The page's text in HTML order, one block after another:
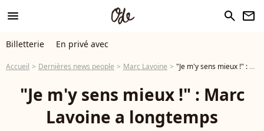
menu search newsletter
Billetterie En privé avec
Accueil Dernières news people Marc Lavoine "Je m'y sens mieux !" : Marc Lavoine a longtemps souhaité quitter cette ville au profit d'une région plus calme, aujourd'hui tout est rentré dans l'ordre
"Je m'y sens mieux !" : Marc
Lavoine a longtemps